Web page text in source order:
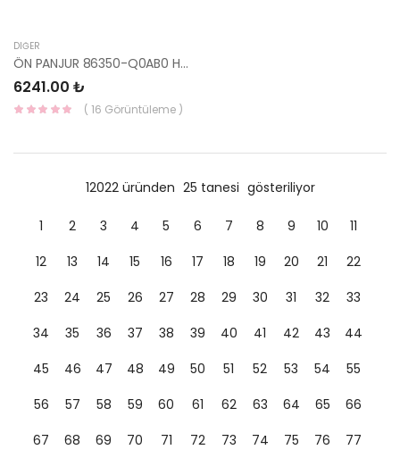
DIĞER
ÖN PANJUR 86350-Q0AB0 HMC
6241.00 ₺
( 16 Görüntüleme )
12022 üründen 25 tanesi gösteriliyor
1 2 3 4 5 6 7 8 9 10
11
12
13 14 15 16 17 18 19 20 21
22
23
24 25 26 27 28 29 30 31 32
33
34
35 36 37 38 39 40 41 42 43
44
45
46 47 48 49 50 51 52 53 54
55
56
57 58 59 60 61 62 63 64 65
66
67
68 69 70 71 72 73 74 75 76
77